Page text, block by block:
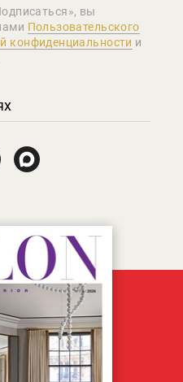
вы
Пользовательского
конфиденциальности и